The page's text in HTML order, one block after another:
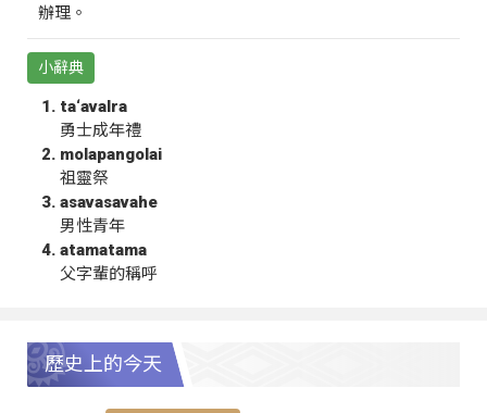
辦理。
小辭典
ta‘avalra
勇士成年禮
molapangolai
祖靈祭
asavasavahe
男性青年
atamatama
父字輩的稱呼
歷史上的今天